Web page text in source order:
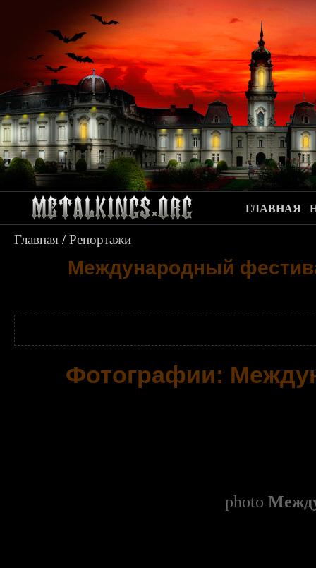
ГЛАВНАЯ
Главная /Репортажи
Международный
Фотографии:
photo